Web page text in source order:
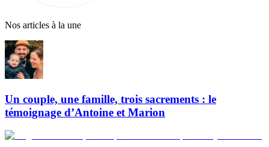
Nos articles à la une
Un couple, une famille, trois sacrements : le
témoignage d’Antoine et Marion